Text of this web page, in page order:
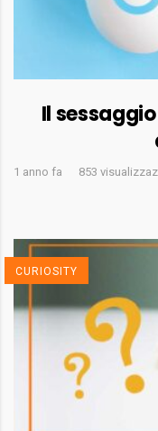
Il
1 anno fa 853
CURIOSITY